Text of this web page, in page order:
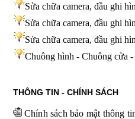
Sửa chữa camera, đầu ghi
Sửa chữa camera, đầu ghi
Sửa chữa camera, đầu ghi
Chuông hình - Chuông cửa
THÔNG TIN - CHÍNH SÁCH
Chính sách bảo mật thông